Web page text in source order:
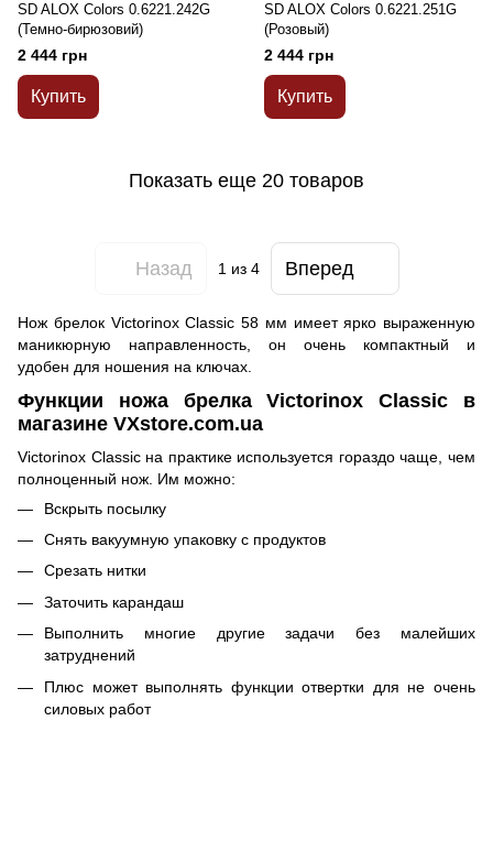
SD ALOX Colors 0.6221.242G
(Темно-бирюзовий)
2 444 грн
Купить
SD ALOX Colors 0.6221.251G
(Розовый)
2 444 грн
Купить
Показать еще 20 товаров
Назад 1 из 4 Вперед
Нож брелок Victorinox Classic 58 мм имеет ярко выраженную
маникюрную направленность, он очень компактный и
удобен для ношения на ключах.
Функции ножа брелка Victorinox Classic в
магазине VXstore.com.ua
Victorinox Classic на практике используется гораздо чаще, чем
полноценный нож. Им можно:
Вскрыть посылку
Снять вакуумную упаковку с продуктов
Срезать нитки
Заточить карандаш
Выполнить многие другие задачи без малейших
затруднений
Плюс может выполнять функции отвертки для не очень
силовых работ